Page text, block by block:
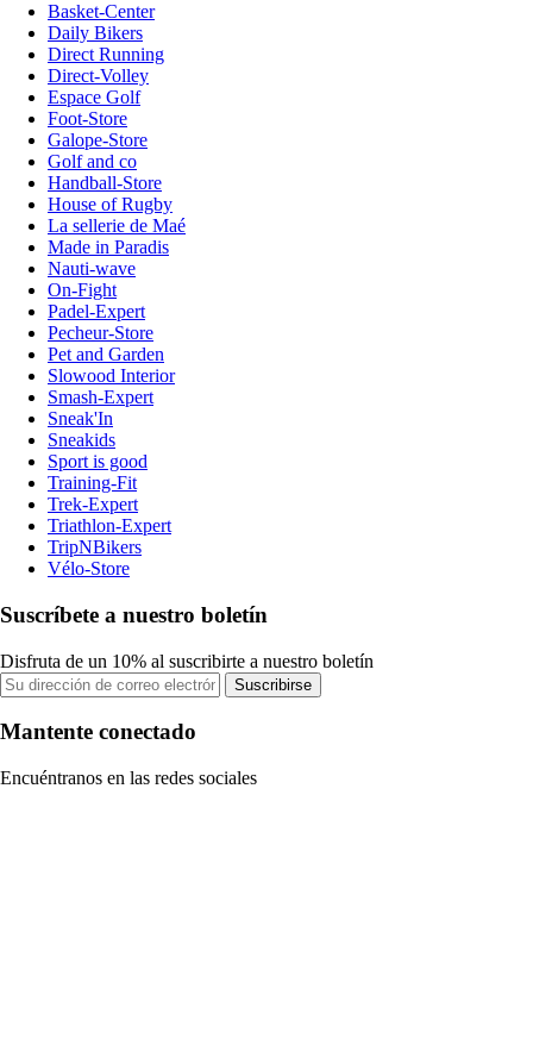
Basket-Center
Daily Bikers
Direct Running
Direct-Volley
Espace Golf
Foot-Store
Galope-Store
Golf and co
Handball-Store
House of Rugby
La sellerie de Maé
Made in Paradis
Nauti-wave
On-Fight
Padel-Expert
Pecheur-Store
Pet and Garden
Slowood Interior
Smash-Expert
Sneak'In
Sneakids
Sport is good
Training-Fit
Trek-Expert
Triathlon-Expert
TripNBikers
Vélo-Store
Suscríbete a nuestro boletín
Disfruta de un 10% al suscribirte a nuestro boletín
Suscribirse
Mantente conectado
Encuéntranos en las redes sociales